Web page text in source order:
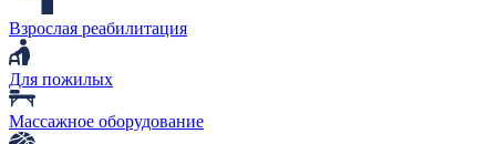
Взрослая реабилитация
Для пожилых
Массажное оборудование